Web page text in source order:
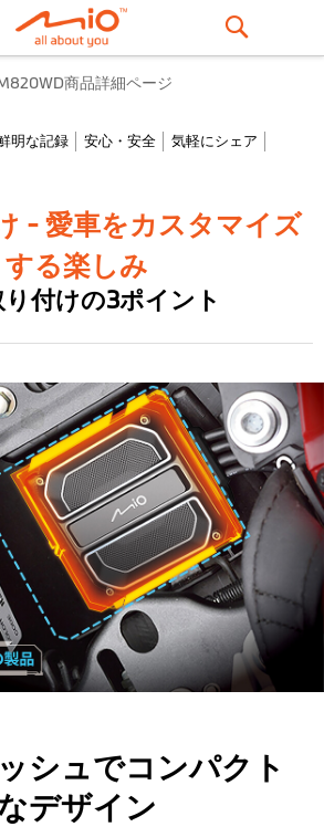
検
商品詳細ページ
明な記録 安心・安全 気軽にシェア
- 愛車をカスタマイズ
する楽しみ
付けの3ポイント
シュでコンパクト
デザイン